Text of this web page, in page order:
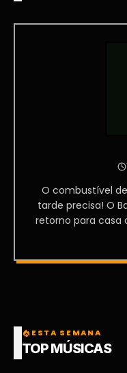
O combustível
tarde precisa! O
retorno para casa
local_fire_department ESTA SEMANA
TOP MÚSICAS